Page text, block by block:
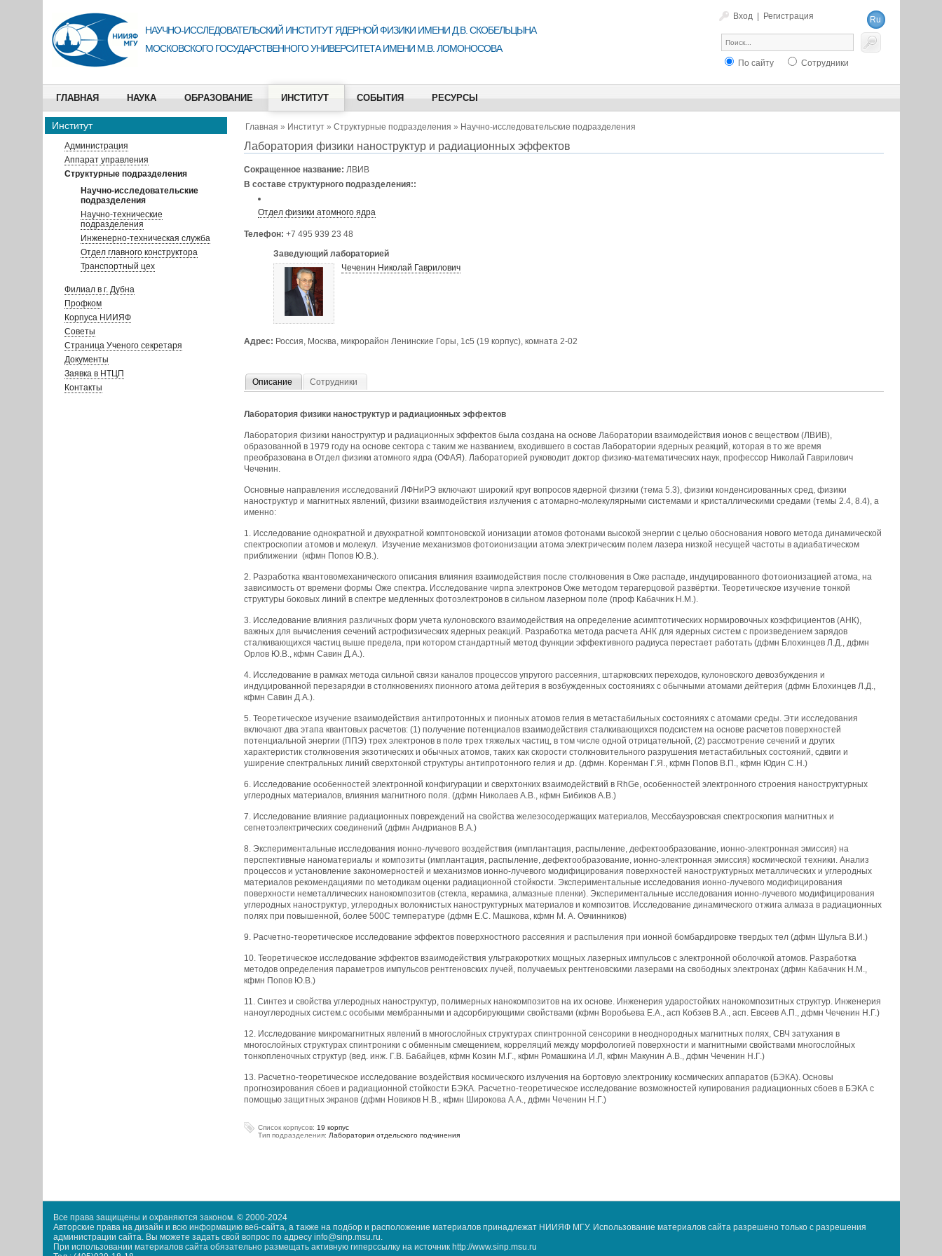
Вход Регистрация
Ru
En
НАУЧНО-ИССЛЕДОВАТЕЛЬСКИЙ ИНСТИТУТ ЯДЕРНОЙ ФИЗИКИ ИМЕНИ Д.В. СКОБЕЛЬЦЫНА
МОСКОВСКОГО ГОСУДАРСТВЕННОГО УНИВЕРСИТЕТА ИМЕНИ М.В. ЛОМОНОСОВА
По сайту Сотрудники
ГЛАВНАЯ НАУКА ОБРАЗОВАНИЕ ИНСТИТУТ СОБЫТИЯ РЕСУРСЫ
Институт
Администрация
Аппарат управления
Структурные подразделения
Научно-исследовательские
подразделения
Научно-технические
подразделения
Инженерно-техническая служба
Отдел главного конструктора
Транспортный цех
Филиал в г. Дубна
Профком
Корпуса НИИЯФ
Советы
Страница Ученого секретаря
Документы
Заявка в НТЦП
Контакты
Главная » Институт» Структурные подразделения » Научно-исследовательские подразделения
Лаборатория физики наноструктур и радиационных эффектов
Сокращенное название: ЛВИВ
В составе структурного подразделения::
Отдел физики атомного ядра
Телефон: +7 495 939 23 48
Заведующий лабораторией
Чеченин Николай Гаврилович
Адрес: Россия, Москва, микрорайон Ленинские Горы, 1с5 (19 корпус), комната 2-02
Описание Сотрудники
Лаборатория физики наноструктур и радиационных эффектов
Лаборатория физики наноструктур и радиационных эффектов была создана на основе Лаборатории взаимодействия ионов с веществом (ЛВИВ),
образованной в 1979 году на основе сектора с таким же названием, входившего в состав Лаборатории ядерных реакций, которая в то же время
преобразована в Отдел физики атомного ядра (ОФАЯ). Лабораторией руководит доктор физико-математических наук, профессор Николай Гаврилович
Чеченин.
Основные направления исследований ЛФНиРЭ включают широкий круг вопросов ядерной физики (тема 5.3), физики конденсированных сред, физики
наноструктур и магнитных явлений, физики взаимодействия излучения с атомарно-молекулярными системами и кристаллическими средами (темы 2.4, 8.4), а
именно:
1. Исследование однократной и двухкратной комптоновской ионизации атомов фотонами высокой энергии с целью обоснования нового метода динамической
спектроскопии атомов и молекул. Изучение механизмов фотоионизации атома электрическим полем лазера низкой несущей частоты в адиабатическом
приближении (кфмн Попов Ю.В.).
2. Разработка квантовомеханического описания влияния взаимодействия после столкновения в Оже распаде, индуцированного фотоионизацией атома, на
зависимость от времени формы Оже спектра. Исследование чирпа электронов Оже методом терагерцовой развёртки. Теоретическое изучение тонкой
структуры боковых линий в спектре медленных фотоэлектронов в сильном лазерном поле (проф Кабачник Н.М.).
3. Исследование влияния различных форм учета кулоновского взаимодействия на определение асимптотических нормировочных коэффициентов (АНК),
важных для вычисления сечений астрофизических ядерных реакций. Разработка метода расчета АНК для ядерных систем с произведением зарядов
сталкивающихся частиц выше предела, при котором стандартный метод функции эффективного радиуса перестает работать (дфмн Блохинцев Л.Д., дфмн
Орлов Ю.В., кфмн Савин Д.А.).
4. Исследование в рамках метода сильной связи каналов процессов упругого рассеяния, штарковских переходов, кулоновского девозбуждения и
индуцированной перезарядки в столкновениях пионного атома дейтерия в возбужденных состояниях с обычными атомами дейтерия (дфмн Блохинцев Л.Д.,
кфмн Савин Д.А.).
5. Теоретическое изучение взаимодействия антипротонных и пионных атомов гелия в метастабильных состояниях с атомами среды. Эти исследования
включают два этапа квантовых расчетов: (1) получение потенциалов взаимодействия сталкивающихся подсистем на основе расчетов поверхностей
потенциальной энергии (ППЭ) трех электронов в поле трех тяжелых частиц, в том числе одной отрицательной, (2) рассмотрение сечений и других
характеристик столкновения экзотических и обычных атомов, таких как скорости столкновительного разрушения метастабильных состояний, сдвиги и
уширение спектральных линий сверхтонкой структуры антипротонного гелия и др. (дфмн. Коренман Г.Я., кфмн Попов В.П., кфмн Юдин С.Н.)
6. Исследование особенностей электронной конфигурации и сверхтонких взаимодействий в RhGe, особенностей электронного строения наноструктурных
углеродных материалов, влияния магнитного поля. (дфмн Николаев А.В., кфмн Бибиков А.В.)
7. Исследование влияние радиационных повреждений на свойства железосодержащих материалов, Мессбауэровская спектроскопия магнитных и
сегнетоэлектрических соединений (дфмн Андрианов В.А.)
8. Экспериментальные исследования ионно-лучевого воздействия (имплантация, распыление, дефектообразование, ионно-электронная эмиссия) на
перспективные наноматериалы и композиты (имплантация, распыление, дефектообразование, ионно-электронная эмиссия) космической техники. Анализ
процессов и установление закономерностей и механизмов ионно-лучевого модифицирования поверхностей наноструктурных металлических и углеродных
материалов рекомендациями по методикам оценки радиационной стойкости. Экспериментальные исследования ионно-лучевого модифицирования
поверхности неметаллических нанокомпозитов (стекла, керамика, алмазные пленки). Экспериментальные исследования ионно-лучевого модифицирования
углеродных наноструктур, углеродных волокнистых наноструктурных материалов и композитов. Исследование динамического отжига алмаза в радиационных
полях при повышенной, более 500С температуре (дфмн Е.С. Машкова, кфмн М. А. Овчинников)
9. Расчетно-теоретическое исследование эффектов поверхностного рассеяния и распыления при ионной бомбардировке твердых тел (дфмн Шульга В.И.)
10. Теоретическое исследование эффектов взаимодействия ультракоротких мощных лазерных импульсов с электронной оболочкой атомов. Разработка
методов определения параметров импульсов рентгеновских лучей, получаемых рентгеновскими лазерами на свободных электронах (дфмн Кабачник Н.М.,
кфмн Попов Ю.В.)
11. Синтез и свойства углеродных наноструктур, полимерных нанокомпозитов на их основе. Инженерия ударостойких нанокомпозитных структур. Инженерия
наноуглеродных систем.с особыми мембранными и адсорбирующими свойствами (кфмн Воробьева Е.А., асп Кобзев В.А., асп. Евсеев А.П., дфмн Чеченин Н.Г.)
12. Исследование микромагнитных явлений в многослойных структурах спинтронной сенсорики в неоднородных магнитных полях, СВЧ затухания в
многослойных структурах спинтроники с обменным смещением, корреляций между морфологией поверхности и магнитными свойствами многослойных
тонкопленочных структур (вед. инж. Г.В. Бабайцев, кфмн Козин М.Г., кфмн Ромашкина И.Л, кфмн Макунин А.В., дфмн Чеченин Н.Г.)
13. Расчетно-теоретическое исследование воздействия космического излучения на бортовую электронику космических аппаратов (БЭКА). Основы
прогнозирования сбоев и радиационной стойкости БЭКА. Расчетно-теоретическое исследование возможностей купирования радиационных сбоев в БЭКА с
помощью защитных экранов (дфмн Новиков Н.В., кфмн Широкова А.А., дфмн Чеченин Н.Г.)
Список корпусов: 19 корпус
Тип подразделения: Лаборатория отдельского подчинения
Все права защищены и охраняются законом. © 2000-2024
Авторские права на дизайн и всю информацию веб-сайта, а также на подбор и расположение материалов принадлежат НИИЯФ МГУ. Использование материалов сайта разрешено только с разрешения
администрации сайта. Вы можете задать свой вопрос по адресу info@sinp.msu.ru.
При использовании материалов сайта обязательно размещать активную гиперссылку на источник http://www.sinp.msu.ru